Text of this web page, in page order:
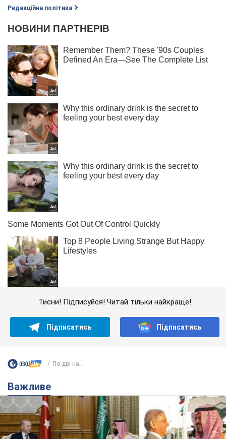
Редакційна політика
Тисни! Підписуйся! Читай тільки найкраще!
Підписатись Підписатись
По дві на...
Важливе